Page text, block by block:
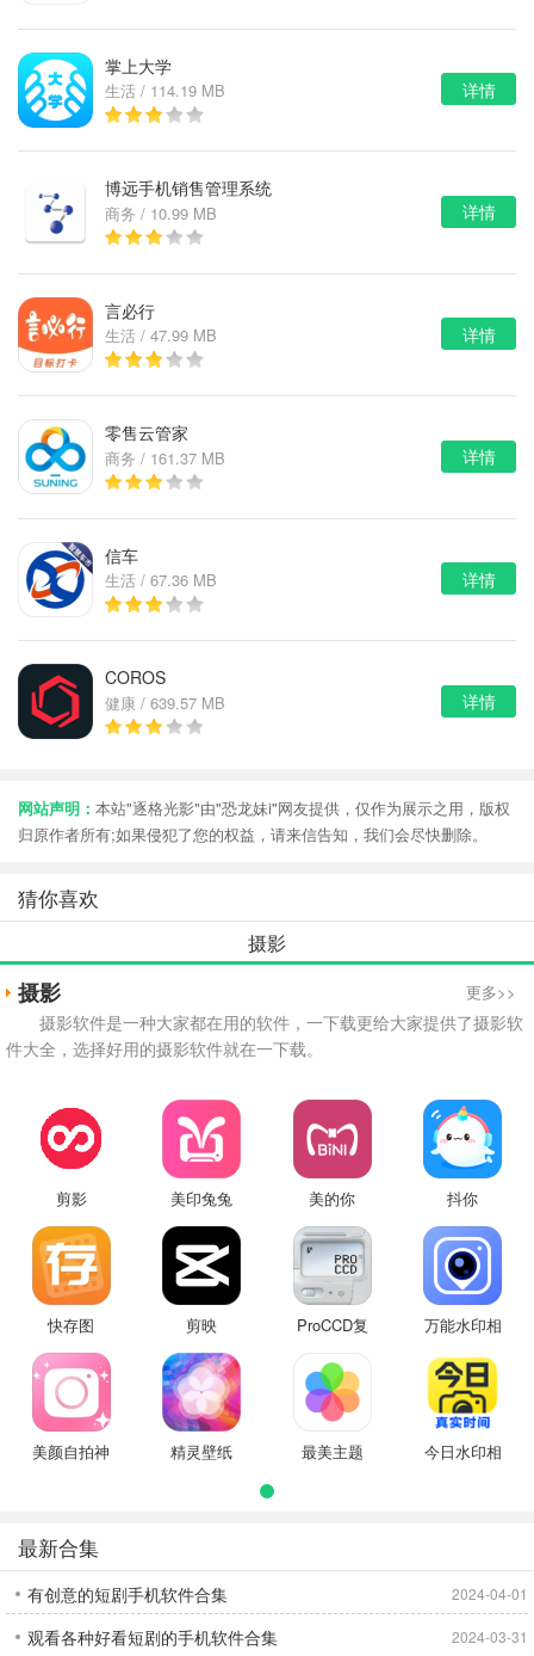
掌上大学
生活 / 114.19 MB 详情
博远手机销售管理系统
商务 / 10.99 MB 详情
言必行
生活 / 47.99 MB 详情
零售云管家
商务 / 161.37 MB 详情
信车
生活 / 67.36 MB 详情
COROS
健康 / 639.57 MB 详情
网站声明： 本站"逐格光影"由"恐龙妹i"网友提供，仅作为展示之用，版权
归原作者所有;如果侵犯了您的权益，请来信告知，我们会尽快删除。
猜你喜欢
摄影
摄影 更多>>
摄影软件是一种大家都在用的软件，一下载更给大家提供了摄影软
件大全，选择好用的摄影软件就在一下载。
剪影 美印兔兔 美的你 抖你
快存图 剪映
ProCCD复
万能水印相
机
美颜自拍神
精灵壁纸 最美主题
今日水印相
最新合集
有创意的短剧手机软件合集 2024-04-01
观看各种好看短剧的手机软件合集 2024-03-31